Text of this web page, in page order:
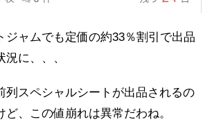
ジャムでも定価の約33％割引で出品
に、、、
列スペシャルシートが出品されるの
ど、この値崩れは異常だわね。